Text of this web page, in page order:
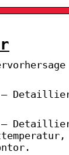
–
–